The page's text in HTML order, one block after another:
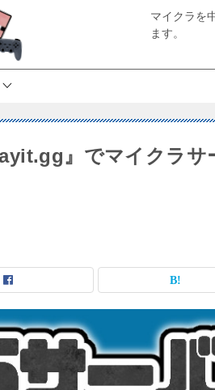
マイクラを
ます。
』でマイクラサ